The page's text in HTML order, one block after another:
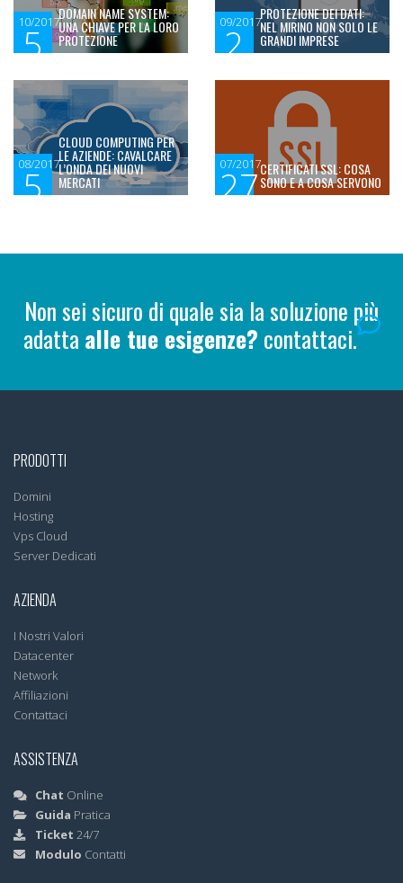
10/2017
5
DOMAIN NAME SYSTEM:
UNA CHIAVE PER LA LORO
PROTEZIONE
09/2017
2
PROTEZIONE DEI DATI:
NEL MIRINO NON SOLO LE
GRANDI IMPRESE
08/2017
5
CLOUD COMPUTING PER
LE AZIENDE: CAVALCARE
L’ONDA DEI NUOVI
MERCATI
07/2017
27CERTIFICATI SSL: COSA
SONO E A COSA SERVONO
Non sei sicuro di quale sia la soluzione più
adatta alle tue esigenze? contattaci.
PRODOTTI
Domini
Hosting
Vps Cloud
Server Dedicati
AZIENDA
I Nostri Valori
Datacenter
Network
Affiliazioni
Contattaci
ASSISTENZA
Chat Online
Guida Pratica
Ticket 24/7
Modulo Contatti